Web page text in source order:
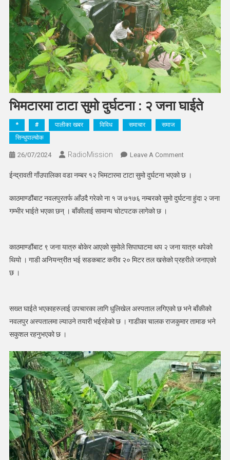
भिमटारमा टाटा सुमो दुर्घटना : २ जना घाईते
* # पालीका खबर विविध समाचार
समाज
सिन्धुपाल्चोक
26/07/2024 RadioMission Leave A CommentOn
टाटा
दुर्घटना
घाईते
ईन्द्रावती गाँउपालिका वडा नम्बर १२ भिमटारमा टाटा सुमो दुर्घटना भएको छ ।
काठमाण्डौंबाट नवलपुरतर्फ आँउदै गरेको ना १ ज ७१७६ नम्बरको सुमो दुर्घटना हुंदा २ जना
गम्भीर भाईते भएका छन् । बाँकीलाई सामान्य चोटपटक लागेको छ ।
काठमाण्डौंबाट ९ जना यात्रु बोकेर आएको सुमोले सिपाघाटमा थप २ जना यात्रु थपेको
थियो । गाडी अनियन्त्रीत भई सडकबाट करीव २० मिटर तल खसेको प्रहरीले जनाएको
छ ।
सख्त घाईते भएकाहरुलाई उपचारका लागि धुलिखेल अस्पताल लगिएको छ भने बाँकीको
नवलपुर अस्पतालमा ल्याउने तयारी भईरहेको छ । गाडीका चालक राजकुमार तामाङ भने
सकुशल रहनुभएको छ ।